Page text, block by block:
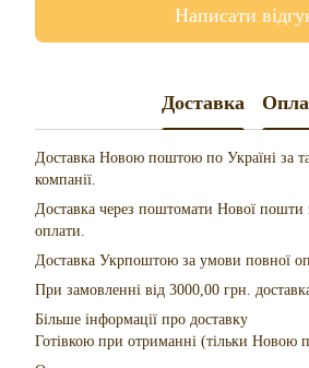
Написати
Доставка
Доставка Новою поштою по Україні за
компанії.
Доставка через поштомати Нової пошти
оплати.
Доставка Укрпоштою за умови повної
При замовленні від 3000,00 грн.
Більше інформації про доставку
Готівкою при отриманні (тільки Новою